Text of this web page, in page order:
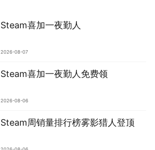
Steam喜加一夜勤人
2026-08-07
Steam喜加一夜勤人免费领
2026-08-06
Steam周销量排行榜雾影猎人登顶